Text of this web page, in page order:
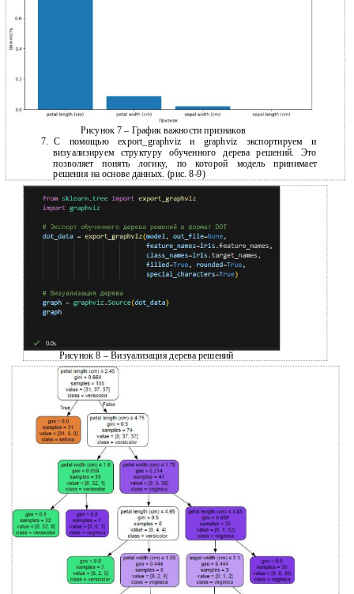
Рисунок 7 – График важности признаков
7.
С помощью export_graphviz и graphviz экспортируем и
визуализируем структуру обученного дерева решений. Это
позволяет понять логику, по которой модель принимает
решения на основе данных. (рис.8-9)
Рисунок 8 – Визуализация дерева решений